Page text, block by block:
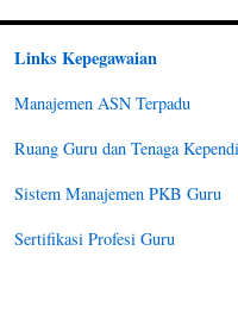
Links Kepegawaian
Manajemen ASN Terpadu
Ruang Guru dan Tenaga
Sistem Manajemen PKB Guru
Sertifikasi Profesi Guru